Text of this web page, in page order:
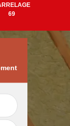
69
de tapisserie
de verre 69